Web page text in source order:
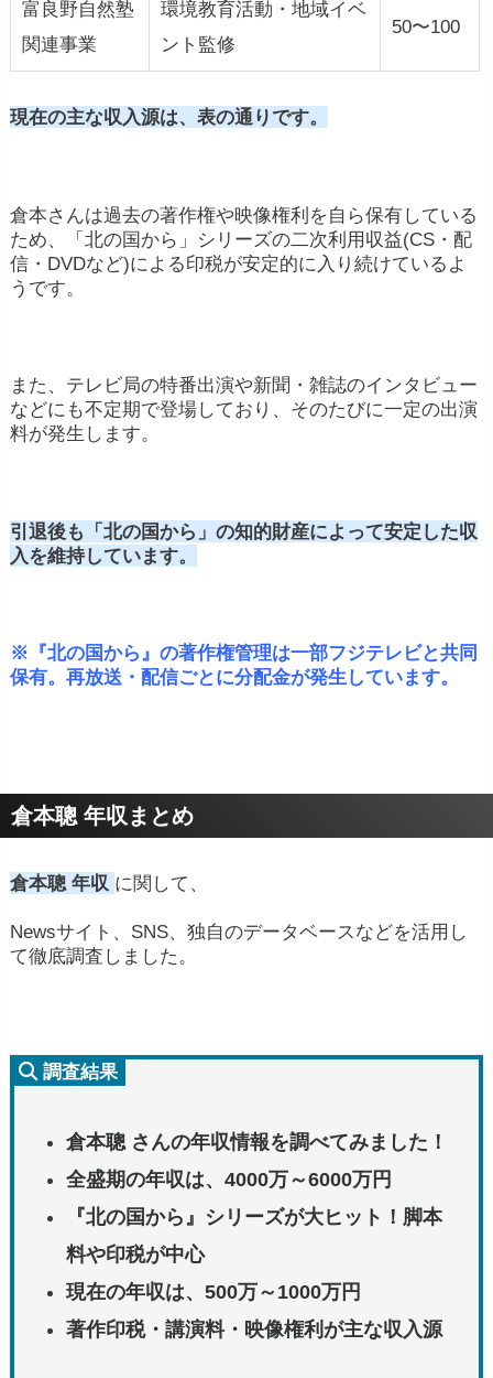
富良野自然塾
関連事業
環境教育活動・地域イベ
ント監修
50〜100
現在の主な収入源は、表の通りです。
倉本さんは過去の著作権や映像権利を自ら保有している
ため、「北の国から」シリーズの二次利用収益(CS・配
信・DVDなど)による印税が安定的に入り続けているよ
うです。
また、テレビ局の特番出演や新聞・雑誌のインタビュー
などにも不定期で登場しており、そのたびに一定の出演
料が発生します。
引退後も「北の国から」の知的財産によって安定した収
入を維持しています。
※『北の国から』の著作権管理は一部フジテレビと共同
保有。再放送・配信ごとに分配金が発生しています。
倉本聰 年収まとめ
倉本聰 年収 に関して、
Newsサイト、SNS、独自のデータベースなどを活用し
て徹底調査しました。
調査結果
倉本聰 さんの年収情報を調べてみました！
全盛期の年収は、4000万～6000万円
『北の国から』シリーズが大ヒット！脚本
料や印税が中心
現在の年収は、500万～1000万円
著作印税・講演料・映像権利が主な収入源